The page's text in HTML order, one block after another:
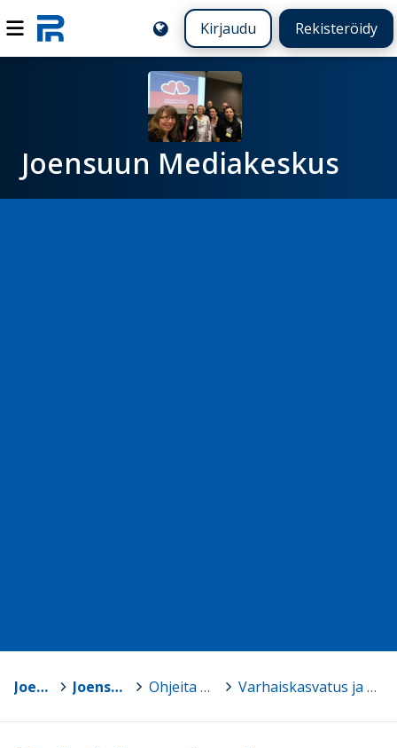
Kirjaudu Rekisteröidy
Joensuun Mediakeskus
Joensuu > Joensuun Mediakeskus > Ohjeita TVT:n opetuskäyttöön > Varhaiskasvatus ja esiopetus (2021)